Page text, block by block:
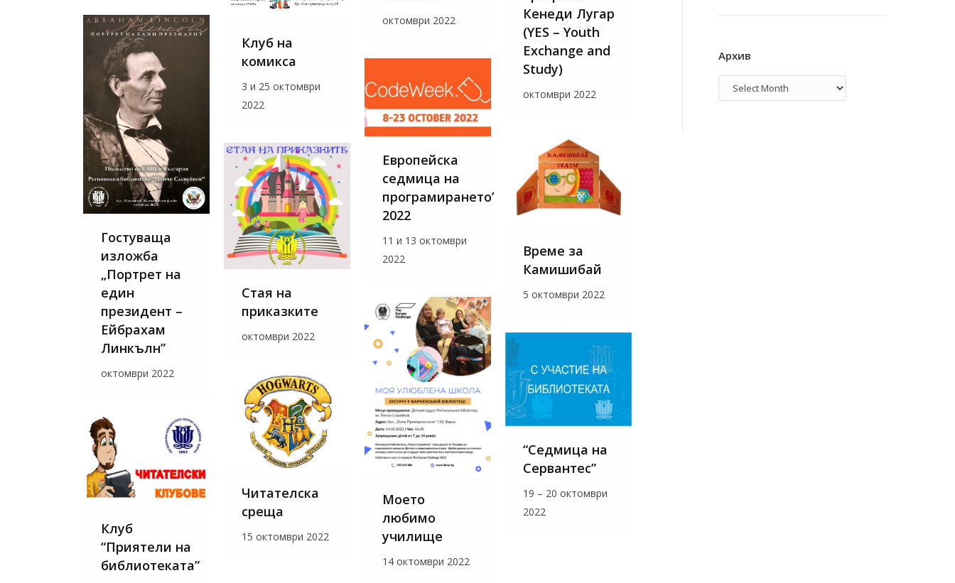
октомври 2022
Кенеди Лугар
(YES – Youth
Exchange and
Study)
октомври 2022
Клуб на
комикса
3 и 25 октомври
2022
Гостуваща
изложба
„Портрет на
един
президент –
Ейбрахам
Линкълн”
октомври 2022
Европейска
седмица на
програмирането’
2022
11 и 13 октомври
2022
Време за
Камишибай
5 октомври 2022
Стая на
приказките
октомври 2022
Моето
любимо
училище
14 октомври 2022
“Седмица на
Сервантес”
19 – 20 октомври
2022
Читателска
среща
15 октомври 2022
Клуб
“Приятели на
библиотеката”
Архив
Архив